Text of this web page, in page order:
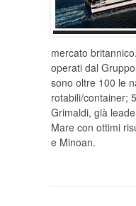
mercato
operati dal
sono oltre 100 le
rotabili/container;
Grimaldi, già
Mare con ottimi
e Minoan.